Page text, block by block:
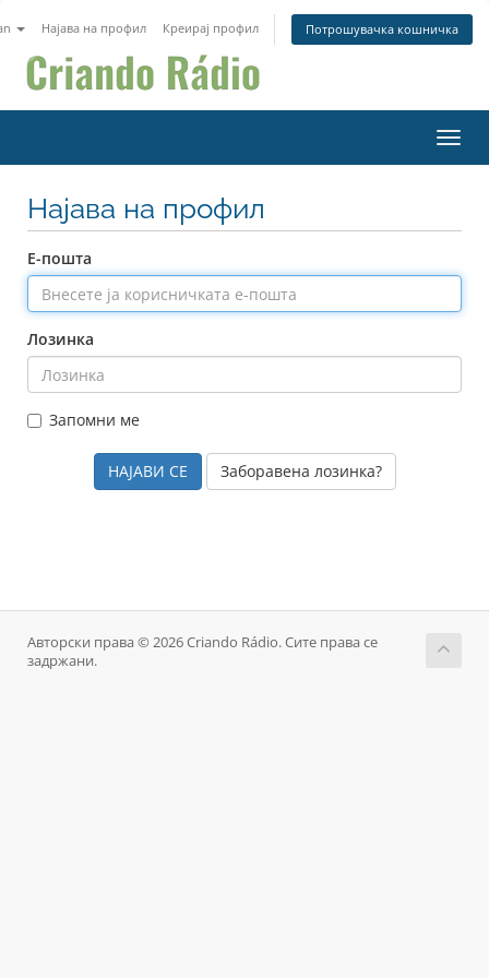
Најава на профил Креирај профил Потрошувачка кошничка
Најава на профил
Е-пошта
Лозинка
Запомни ме
Заборавена лозинка?
Авторски права © 2026 Criando Rádio. Сите права се
задржани.